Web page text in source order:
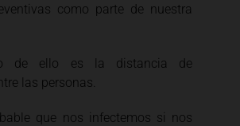
como parte de nuestra
de ello es la distancia de
las personas.
que nos infectemos si nos